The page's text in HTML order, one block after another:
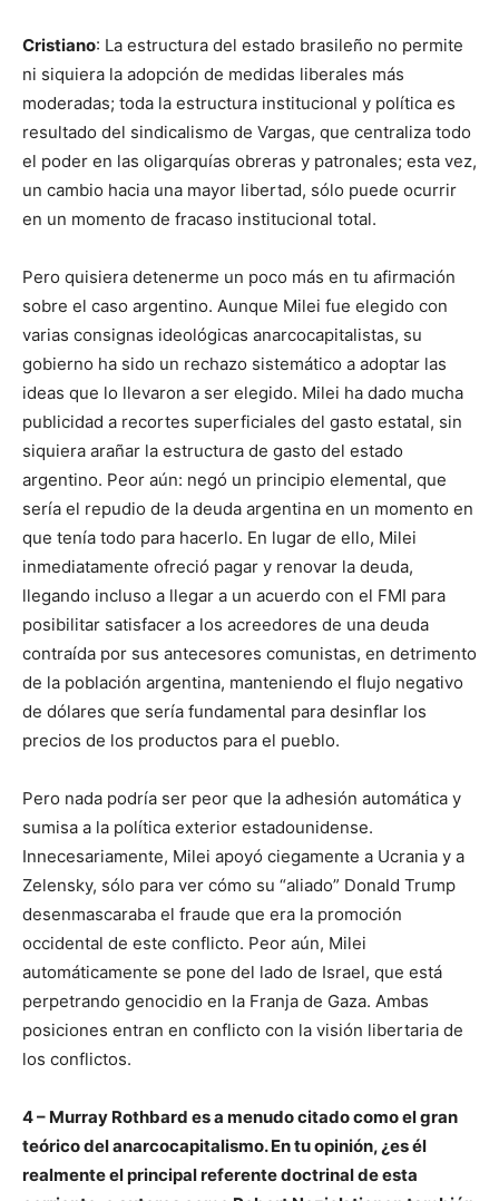
Cristiano: La estructura del estado brasileño no permite
ni siquiera la adopción de medidas liberales más
moderadas; toda la estructura institucional y política es
resultado del sindicalismo de Vargas, que centraliza todo
el poder en las oligarquías obreras y patronales; esta vez,
un cambio hacia una mayor libertad, sólo puede ocurrir
en un momento de fracaso institucional total.
Pero quisiera detenerme un poco más en tu afirmación
sobre el caso argentino. Aunque Milei fue elegido con
varias consignas ideológicas anarcocapitalistas, su
gobierno ha sido un rechazo sistemático a adoptar las
ideas que lo llevaron a ser elegido. Milei ha dado mucha
publicidad a recortes superficiales del gasto estatal, sin
siquiera arañar la estructura de gasto del estado
argentino. Peor aún: negó un principio elemental, que
sería el repudio de la deuda argentina en un momento en
que tenía todo para hacerlo. En lugar de ello, Milei
inmediatamente ofreció pagar y renovar la deuda,
llegando incluso a llegar a un acuerdo con el FMI para
posibilitar satisfacer a los acreedores de una deuda
contraída por sus antecesores comunistas, en detrimento
de la población argentina, manteniendo el flujo negativo
de dólares que sería fundamental para desinflar los
precios de los productos para el pueblo.
Pero nada podría ser peor que la adhesión automática y
sumisa a la política exterior estadounidense.
Innecesariamente, Milei apoyó ciegamente a Ucrania y a
Zelensky, sólo para ver cómo su “aliado” Donald Trump
desenmascaraba el fraude que era la promoción
occidental de este conflicto. Peor aún, Milei
automáticamente se pone del lado de Israel, que está
perpetrando genocidio en la Franja de Gaza. Ambas
posiciones entran en conflicto con la visión libertaria de
los conflictos.
4 – Murray Rothbard es a menudo citado como el gran
teórico del anarcocapitalismo. En tu opinión, ¿es él
realmente el principal referente doctrinal de esta